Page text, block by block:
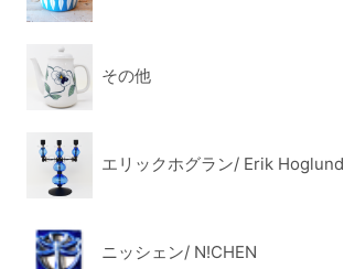
その他
エリックホグラン/ Erik Hoglund
ニッシェン/ N!CHEN